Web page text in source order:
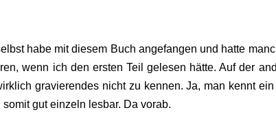
habe mit diesem Buch angefangen und hatte
wenn ich den ersten Teil gelesen hätte. Auf der
gravierendes nicht zu kennen. Ja, man kennt ein
gut einzeln lesbar. Da vorab.